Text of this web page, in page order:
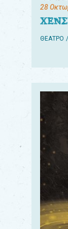
28
ΘΕΑΤΡΟ